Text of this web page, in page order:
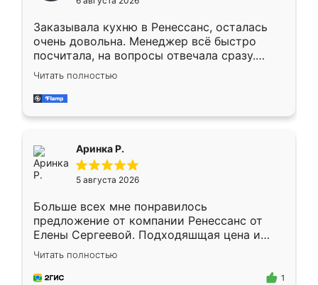
мебели буду заказывать только здесь.
Заказывала кухню в Ренессанс, осталась
очень довольна. Менеджер всё быстро
посчитала, на вопросы отвечала сразу.
Замерщик приехал в субботу, подошёл к
делу со всей ответственностью. Собрали
за день, ребята работали аккуратно, даже
Читать полностью
Аринка Р.
5 августа 2026
Больше всех мне понравилось
предложение от компании Ренессанс от
Елены Сергеевой. Подходяшщая цена и
короткие сроки изготовления. Приехавший
для замера сотрудник Владислав
предложил по моему эскизу самый
Читать полностью
1